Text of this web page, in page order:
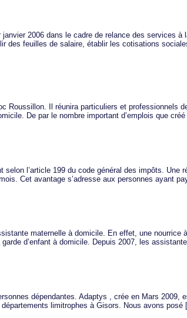
2006 dans le cadre de relance des services à
des feuilles de salaire, établir les cotisations
Roussillon. Il réunira particuliers et professionnels
De par le nombre important d’emplois que
l’article 199 du code général des impôts. Une
Cet avantage s’adresse aux personnes ayant
maternelle à domicile. En effet, une nourrice
d’enfant à domicile. Depuis 2007, les
dépendantes. Adaptys , crée en Mars 2009,
limitrophes à Gisors. Nous avons